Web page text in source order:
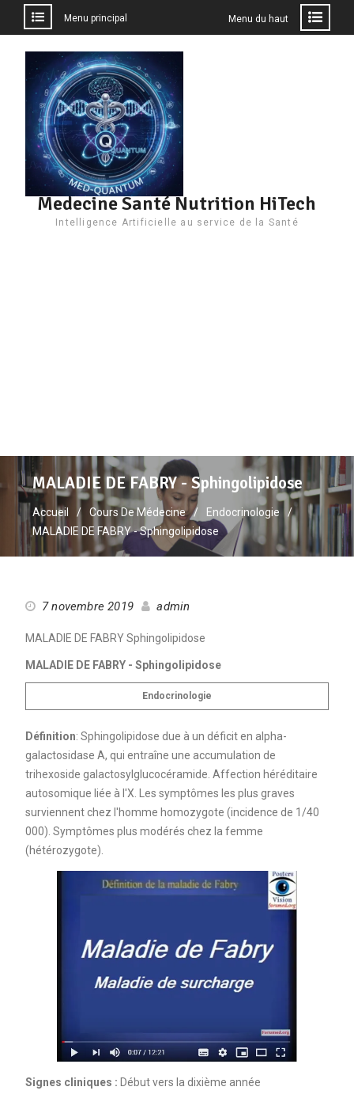
contenu
Menu principal Menu du haut
Medecine Santé Nutrition HiTech
Intelligence Artificielle au service de la Santé
MALADIE DE FABRY - Sphingolipidose
Accueil Cours De Médecine
Endocrinologie
MALADIE DE FABRY - Sphingolipidose
7 novembre 2019 admin
MALADIE DE FABRY Sphingolipidose
MALADIE DE FABRY - Sphingolipidose
Endocrinologie
Définition: Sphingolipidose due à un déficit en alpha-
galactosidase A, qui entraîne une accumulation de
trihexoside galactosylglucocéramide. Affection héréditaire
autosomique liée à l'X. Les symptômes les plus graves
surviennent chez l'homme homozygote (incidence de 1/40
000). Symptômes plus modérés chez la femme
(hétérozygote).
Signes cliniques : Début vers la dixième année